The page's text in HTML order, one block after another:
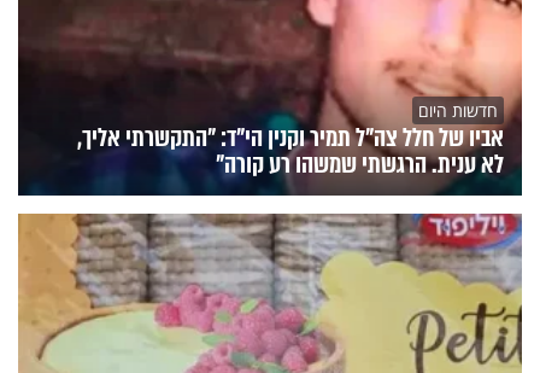
חדשות היום
אביו של חלל צה"ל תמיר וקנין הי"ד: "התקשרתי אליך,
לא ענית. הרגשתי שמשהו רע קורה"